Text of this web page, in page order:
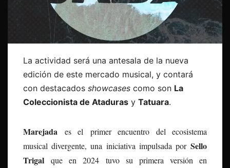
La actividad será una antesala de la nueva
edición de este mercado musical, y contará
con destacados showcases como son La
Coleccionista de Ataduras y Tatuara.
Marejada es el primer encuentro del ecosistema
musical divergente, una iniciativa impulsada porSello
Trigalque en 2024 tuvo su primera versión en